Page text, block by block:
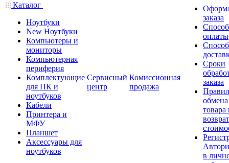
Каталог
Ноутбуки
New Ноутбуки
Компьютеры и
мониторы
Компьютерная
периферия
Комплектующие
для ПК и
ноутбуков
Кабели
Принтера и
МФУ
Планшет
Аксессуары для
ноутбуков
Сервисный
центр
Комиссионная
продажа
заказа
оплаты
Сроки
заказа
обмена
товара
в